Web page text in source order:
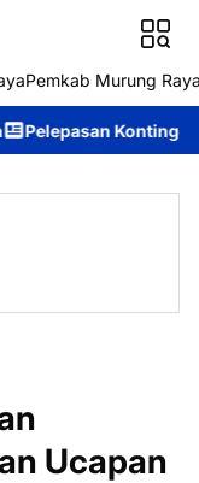
Pemkab Murung
Kontingen Pramuka
Ucapan